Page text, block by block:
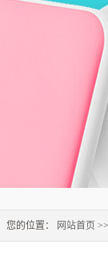
您的位置： 网站首页 >>